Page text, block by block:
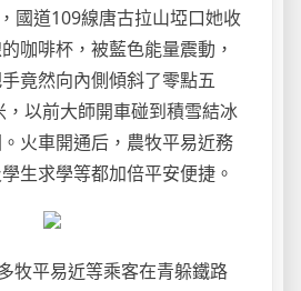
國道109線唐古拉山埡口她收
咖啡杯，被藍色能量震動，
竟然向內側傾斜了零點五
以前大師開車碰到積雪結冰
火車開通后，農牧平易近務
生求學等都加倍平安便捷。
牧平易近等乘客在青躲鐵路